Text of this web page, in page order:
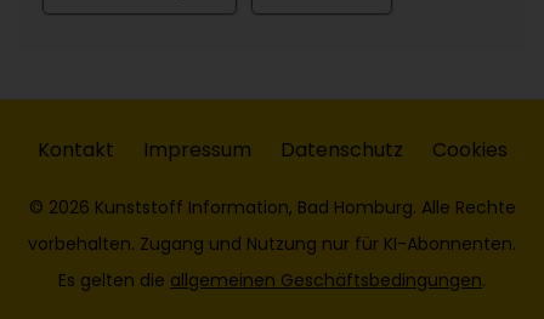
Kontakt Impressum Datenschutz Cookies
© 2026 Kunststoff Information, Bad Homburg. Alle Rechte
vorbehalten. Zugang und Nutzung nur für KI-Abonnenten.
Es gelten die allgemeinen Geschäftsbedingungen.